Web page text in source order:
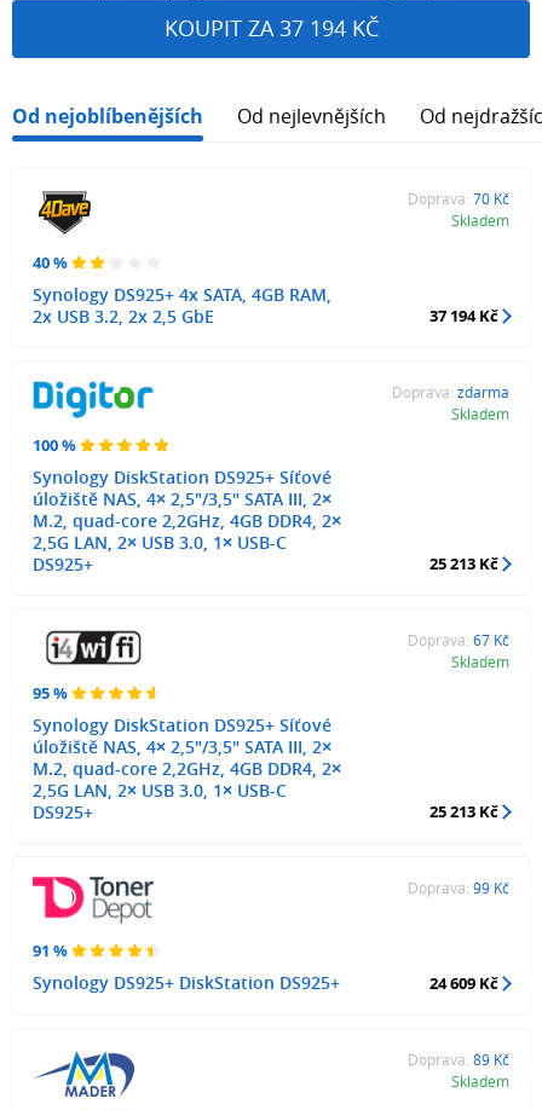
KOUPIT ZA 37 194 KČ
Od nejoblíbenějších Od nejlevnějších Od
40 %
Synology DS925+ 4x SATA, 4GB RAM,
2x USB 3.2, 2x 2,5 GbE
Doprava: 70 Kč
Skladem
37 194 Kč
100 %
Synology DiskStation DS925+ Síťové
úložiště NAS, 4× 2,5"/3,5" SATA III, 2×
M.2, quad-core 2,2GHz, 4GB DDR4, 2×
2,5G LAN, 2× USB 3.0, 1× USB-C
DS925+
Doprava: zdarma
Skladem
25 213 Kč
95 %
Synology DiskStation DS925+ Síťové
úložiště NAS, 4× 2,5"/3,5" SATA III, 2×
M.2, quad-core 2,2GHz, 4GB DDR4, 2×
2,5G LAN, 2× USB 3.0, 1× USB-C
DS925+
Doprava: 67 Kč
Skladem
25 213 Kč
91 %
Synology DS925+ DiskStation DS925+
Doprava: 99 Kč
24 609 Kč
Doprava: 89 Kč
Skladem